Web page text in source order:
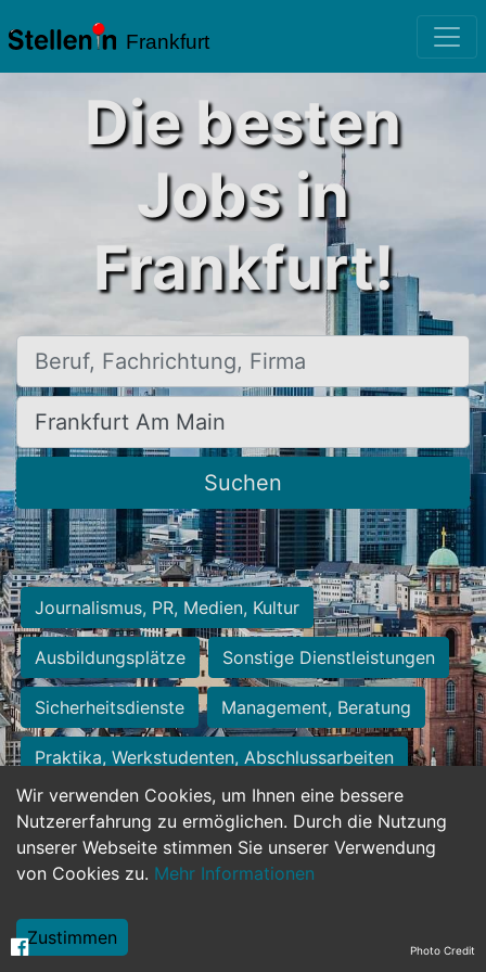
Frankfurt
Wir verwenden Cookies, um Ihnen eine bessere
Nutzererfahrung zu ermöglichen. Durch die Nutzung
unserer Webseite stimmen Sie unserer Verwendung
von Cookies zu. Mehr Informationen
Zustimmen
Die besten
Jobs in
Frankfurt!
Beruf, Fachrichtung, Firma
Ort, Stadt
Suchen
Journalismus, PR, Medien, Kultur
Ausbildungsplätze Sonstige Dienstleistungen
Sicherheitsdienste Management, Beratung
Praktika, Werkstudenten, Abschlussarbeiten
Personalwesen Assistenz, Sekretariat
Hilfskräfte, Aushilfs- und Nebenjobs
Weiterbildung, Studium, duale Ausbildung Photo Credit